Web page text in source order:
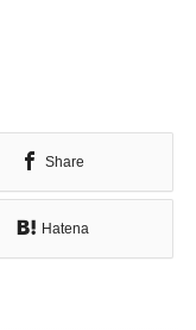
Share
Hatena